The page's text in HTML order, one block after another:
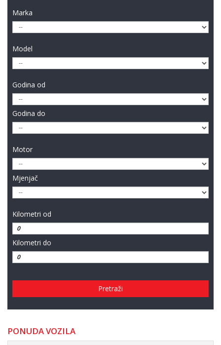
Marka
Model
Godina od
Godina do
Motor
Mjenjač
Kilometri od
Kilometri do
Pretraži
PONUDA VOZILA